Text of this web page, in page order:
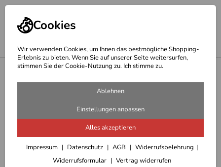
Cookies
Wir verwenden Cookies, um Ihnen das bestmögliche Shopping-
Erlebnis zu bieten. Wenn Sie auf unserer Seite weitersurfen,
stimmen Sie der Cookie-Nutzung zu. Ich stimme zu.
Ablehnen
Einstellungen anpassen
Alles akzeptieren
Impressum Datenschutz AGB
Widerrufsbelehrung
Widerrufsformular
Vertrag widerrufen
Hepco Becker Träger